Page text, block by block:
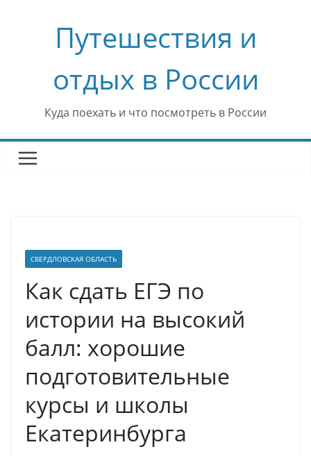
содержимомуПутешествия и
отдых в России
Куда поехать и что посмотреть в России
СВЕРДЛОВСКАЯ ОБЛАСТЬ
Как сдать ЕГЭ по
истории на высокий
балл: хорошие
подготовительные
курсы и школы
Екатеринбурга